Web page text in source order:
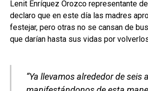
Lenit Enríquez Orozco representante
declaro que en este día las madres
festejar, pero otras no se cansan de
que darían hasta sus vidas por
“Ya llevamos alrededor de seis